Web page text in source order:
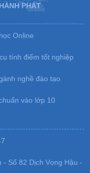
PHÁT
Online
tính điểm tốt nghiệp
nghề đào tạo
vào lớp 10
Số 82 Dịch Vọng Hậu -